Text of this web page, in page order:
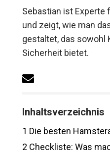
Sebastian ist Experte
und zeigt, wie man
gestaltet, das sowohl
Sicherheit bietet.
Inhaltsverzeichnis
1 Die besten
2 Checkliste: Was